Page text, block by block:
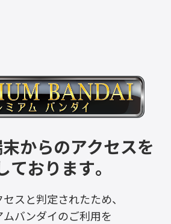
からのアクセスを
ております。
スと判定されたため、
ムバンダイのご利用を